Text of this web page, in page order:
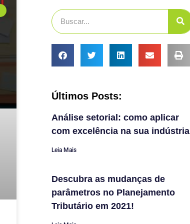
Últimos Posts:
Análise setorial: como aplicar
com excelência na sua indústria
Leia Mais
Descubra as mudanças de
parâmetros no Planejamento
Tributário em 2021!